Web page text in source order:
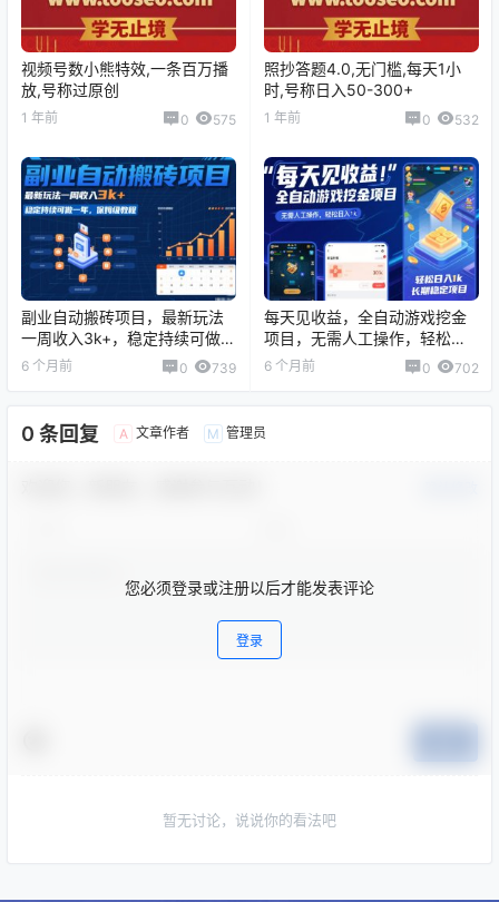
视频号数小熊特效,一条百万播
放,号称过原创
1 年前 0 575
照抄答题4.0,无门槛,每天1小
时,号称日入50-300+
1 年前 0 532
副业自动搬砖项目，最新玩法
一周收入3k+，稳定持续可做一
年，保姆级教程【揭秘】
6 个月前 0 739
每天见收益，全自动游戏挖金
项目，无需人工操作，轻松日
入1k，长期稳定项目【揭秘】
6 个月前 0 702
0 条回复 A 文章作者 M 管理员
您必须登录或注册以后才能发表评论
登录
暂无讨论，说说你的看法吧